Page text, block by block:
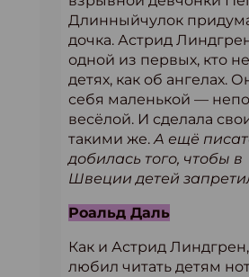
Длинныйчулок
дочка. Астрид
одной из первых, кто
детях, как об ангелах.
себя маленькой —
весёлой. И сделала
такими же.А ещё
добилась того, чтобы в
Швеции детей
Роальд Даль
Как и Астрид
любил читать детям